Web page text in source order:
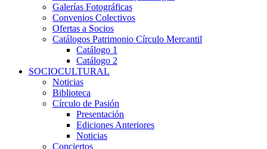
Galerías Fotográficas
Convenios Colectivos
Ofertas a Socios
Catálogos Patrimonio Círculo Mercantil
Catálogo 1
Catálogo 2
SOCIOCULTURAL
Noticias
Biblioteca
Círculo de Pasión
Presentación
Ediciones Anteriores
Noticias
Conciertos